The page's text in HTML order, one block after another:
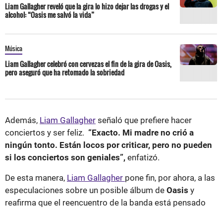
Liam Gallagher reveló que la gira lo hizo dejar las drogas y el
alcohol: “Oasis me salvó la vida”
Música
Liam Gallagher celebró con cervezas el fin de la gira de Oasis,
pero aseguró que ha retomado la sobriedad
Además, Liam Gallagher señaló que prefiere hacer
conciertos y ser feliz. “Exacto. Mi madre no crió a
ningún tonto. Están locos por criticar, pero no pueden
si los conciertos son geniales”, enfatizó.
De esta manera, Liam Gallagher pone fin, por ahora, a las
especulaciones sobre un posible álbum de Oasis y
reafirma que el reencuentro de la banda está pensado